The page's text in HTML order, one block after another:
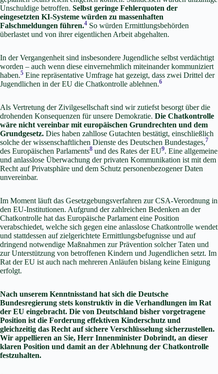
Unschuldige betroffen. Selbst geringe Fehlerquoten der
eingesetzten KI-Systeme würden zu massenhaften
Falschmeldungen führen.4 So würden Ermittlungsbehörden
überlastet und von ihrer eigentlichen Arbeit abgehalten.
In der Vergangenheit sind insbesondere Jugendliche selbst verdächtigt
worden – auch wenn diese einvernehmlich miteinander kommuniziert
haben.5 Eine repräsentative Umfrage hat gezeigt, dass zwei Drittel der
Jugendlichen in der EU die Chatkontrolle ablehnen.6
Als Vertretung der Zivilgesellschaft sind wir zutiefst besorgt über die
drohenden Konsequenzen für unsere Demokratie. Die Chatkontrolle
wäre nicht vereinbar mit europäischen Grundrechten und dem
Grundgesetz. Dies haben zahllose Gutachten bestätigt, einschließlich
solche der wissenschaftlichen Dienste des Deutschen Bundestages,7
des Europäischen Parlaments8 und des Rates der EU9. Eine allgemeine
und anlasslose Überwachung der privaten Kommunikation ist mit dem
Recht auf Privatsphäre und dem Schutz personenbezogener Daten
unvereinbar.
Im Moment läuft das Gesetzgebungsverfahren zur CSA-Verordnung in
den EU-Institutionen. Aufgrund der zahlreichen Bedenken an der
Chatkontrolle hat das Europäische Parlament eine Position
verabschiedet, welche sich gegen eine anlasslose Chatkontrolle wendet
und stattdessen auf zielgerichtete Ermittlungsbefugnisse und auf
dringend notwendige Maßnahmen zur Prävention solcher Taten und
zur Unterstützung von betroffenen Kindern und Jugendlichen setzt. Im
Rat der EU ist auch nach mehreren Anläufen bislang keine Einigung
erfolgt.
Nach unserem Kenntnisstand hat sich die Deutsche
Bundesregierung stets konstruktiv in die Verhandlungen im Rat
der EU eingebracht. Die von Deutschland bisher vorgetragene
Position ist die Forderung effektiven Kinderschutz und
gleichzeitig das Recht auf sichere Verschlüsselung sicherzustellen.
Wir appellieren an Sie, Herr Innenminister Dobrindt, an dieser
klaren Position und damit an der Ablehnung der Chatkontrolle
festzuhalten.